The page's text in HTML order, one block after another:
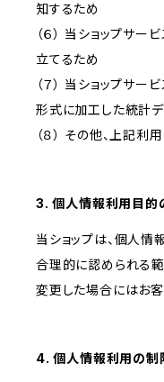
知するため
（６） 当ショップサ
立てるため
（７） 当ショップサー
形式に加工した統計
（８） その他、上記
3. 個人情報利用目的
当ショップは、個人情
合理的に認められる
変更した場合にはお
4. 個人情報利用の制